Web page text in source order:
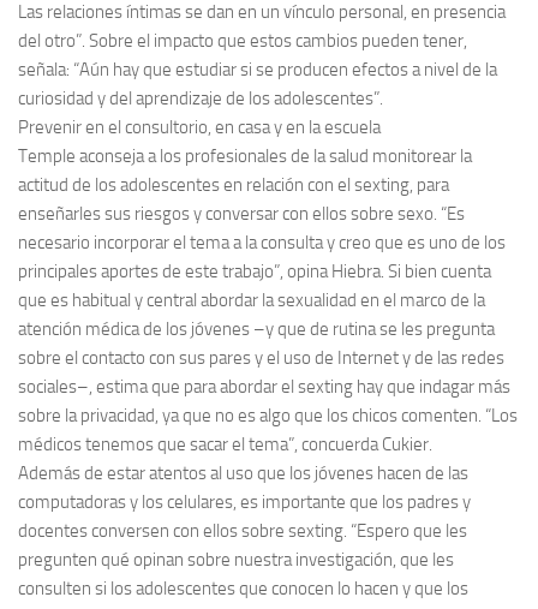
Las relaciones íntimas se dan en un vínculo personal, en presencia
del otro”. Sobre el impacto que estos cambios pueden tener,
señala: “Aún hay que estudiar si se producen efectos a nivel de la
curiosidad y del aprendizaje de los adolescentes”.
Prevenir en el consultorio, en casa y en la escuela
Temple aconseja a los profesionales de la salud monitorear la
actitud de los adolescentes en relación con el sexting, para
enseñarles sus riesgos y conversar con ellos sobre sexo. “Es
necesario incorporar el tema a la consulta y creo que es uno de los
principales aportes de este trabajo”, opina Hiebra. Si bien cuenta
que es habitual y central abordar la sexualidad en el marco de la
atención médica de los jóvenes –y que de rutina se les pregunta
sobre el contacto con sus pares y el uso de Internet y de las redes
sociales–, estima que para abordar el sexting hay que indagar más
sobre la privacidad, ya que no es algo que los chicos comenten. “Los
médicos tenemos que sacar el tema”, concuerda Cukier.
Además de estar atentos al uso que los jóvenes hacen de las
computadoras y los celulares, es importante que los padres y
docentes conversen con ellos sobre sexting. “Espero que les
pregunten qué opinan sobre nuestra investigación, que les
consulten si los adolescentes que conocen lo hacen y que los